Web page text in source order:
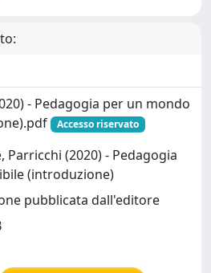
- Pedagogia per un mondo
Accesso riservato
Parricchi (2020) - Pedagogia
(introduzione)
pubblicata dall'editore